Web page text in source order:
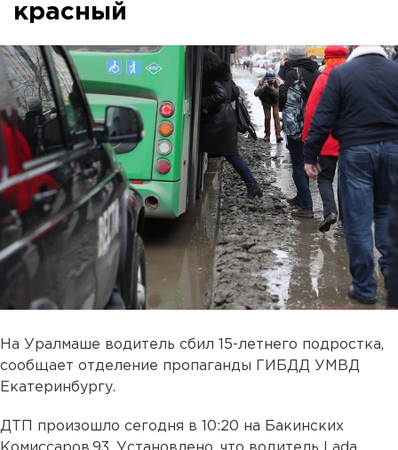
красный
На Уралмаше водитель сбил 15-летнего подростка,
сообщает отделение пропаганды ГИБДД УМВД
Екатеринбургу.
ДТП произошло сегодня в 10:20 на Бакинских